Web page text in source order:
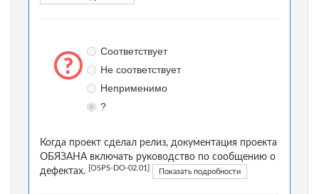
Соответствует
Не соответствует
Неприменимо
?
Когда проект сделал релиз, документация проекта
ОБЯЗАНА включать руководство по сообщению о
дефектах.
[OSPS-DO-02.01] Показать подробности